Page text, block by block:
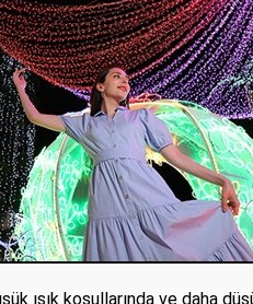
ışık koşullarında ve daha